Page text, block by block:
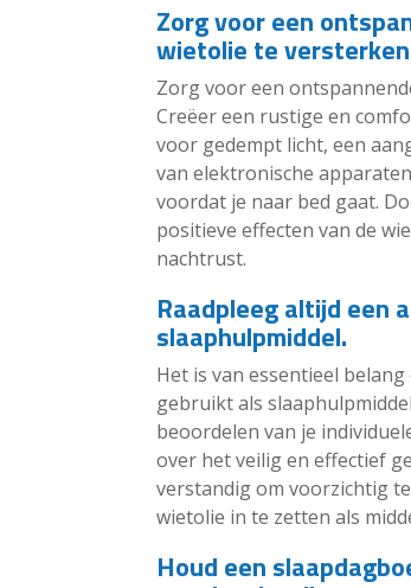
Zorg voor een
wietolie te
Zorg voor een
Creëer een rustige en
voor gedempt licht, een
van elektronische
voordat je naar bed gaat.
positieve effecten van de
nachtrust.
Raadpleeg altijd een
slaaphulpmiddel.
Het is van essentieel
gebruikt als
beoordelen van je
over het veilig en effectief
verstandig om voorzichtig
wietolie in te zetten als
Houd een